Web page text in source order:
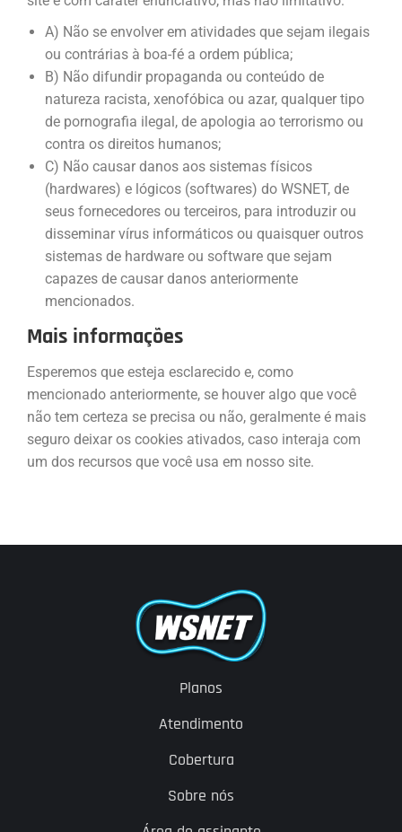
A) Não se envolver em atividades que sejam ilegais
ou contrárias à boa-fé a ordem pública;
B) Não difundir propaganda ou conteúdo de
natureza racista, xenofóbica ou azar, qualquer tipo
de pornografia ilegal, de apologia ao terrorismo ou
contra os direitos humanos;
C) Não causar danos aos sistemas físicos
(hardwares) e lógicos (softwares) do WSNET, de
seus fornecedores ou terceiros, para introduzir ou
disseminar vírus informáticos ou quaisquer outros
sistemas de hardware ou software que sejam
capazes de causar danos anteriormente
mencionados.
Mais informações
Esperemos que esteja esclarecido e, como
mencionado anteriormente, se houver algo que você
não tem certeza se precisa ou não, geralmente é mais
seguro deixar os cookies ativados, caso interaja com
um dos recursos que você usa em nosso site.
Planos
Atendimento
Cobertura
Sobre nós